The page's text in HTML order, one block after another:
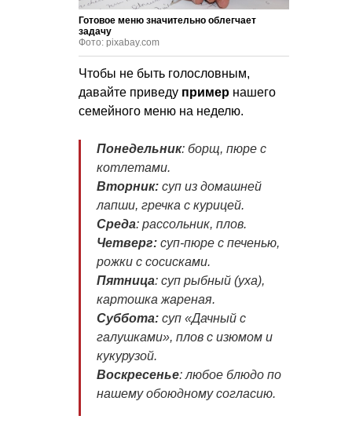
Готовое меню значительно облегчает
задачу
Фото: pixabay.com
Чтобы не быть голословным,
давайте приведу пример нашего
семейного меню на неделю.
Понедельник: борщ, пюре с
котлетами.
Вторник: суп из домашней
лапши, гречка с курицей.
Среда: рассольник, плов.
Четверг: суп-пюре с печенью,
рожки с сосисками.
Пятница: суп рыбный (уха),
картошка жареная.
Суббота: суп «Дачный с
галушками», плов с изюмом и
кукурузой.
Воскресенье: любое блюдо по
нашему обоюдному согласию.